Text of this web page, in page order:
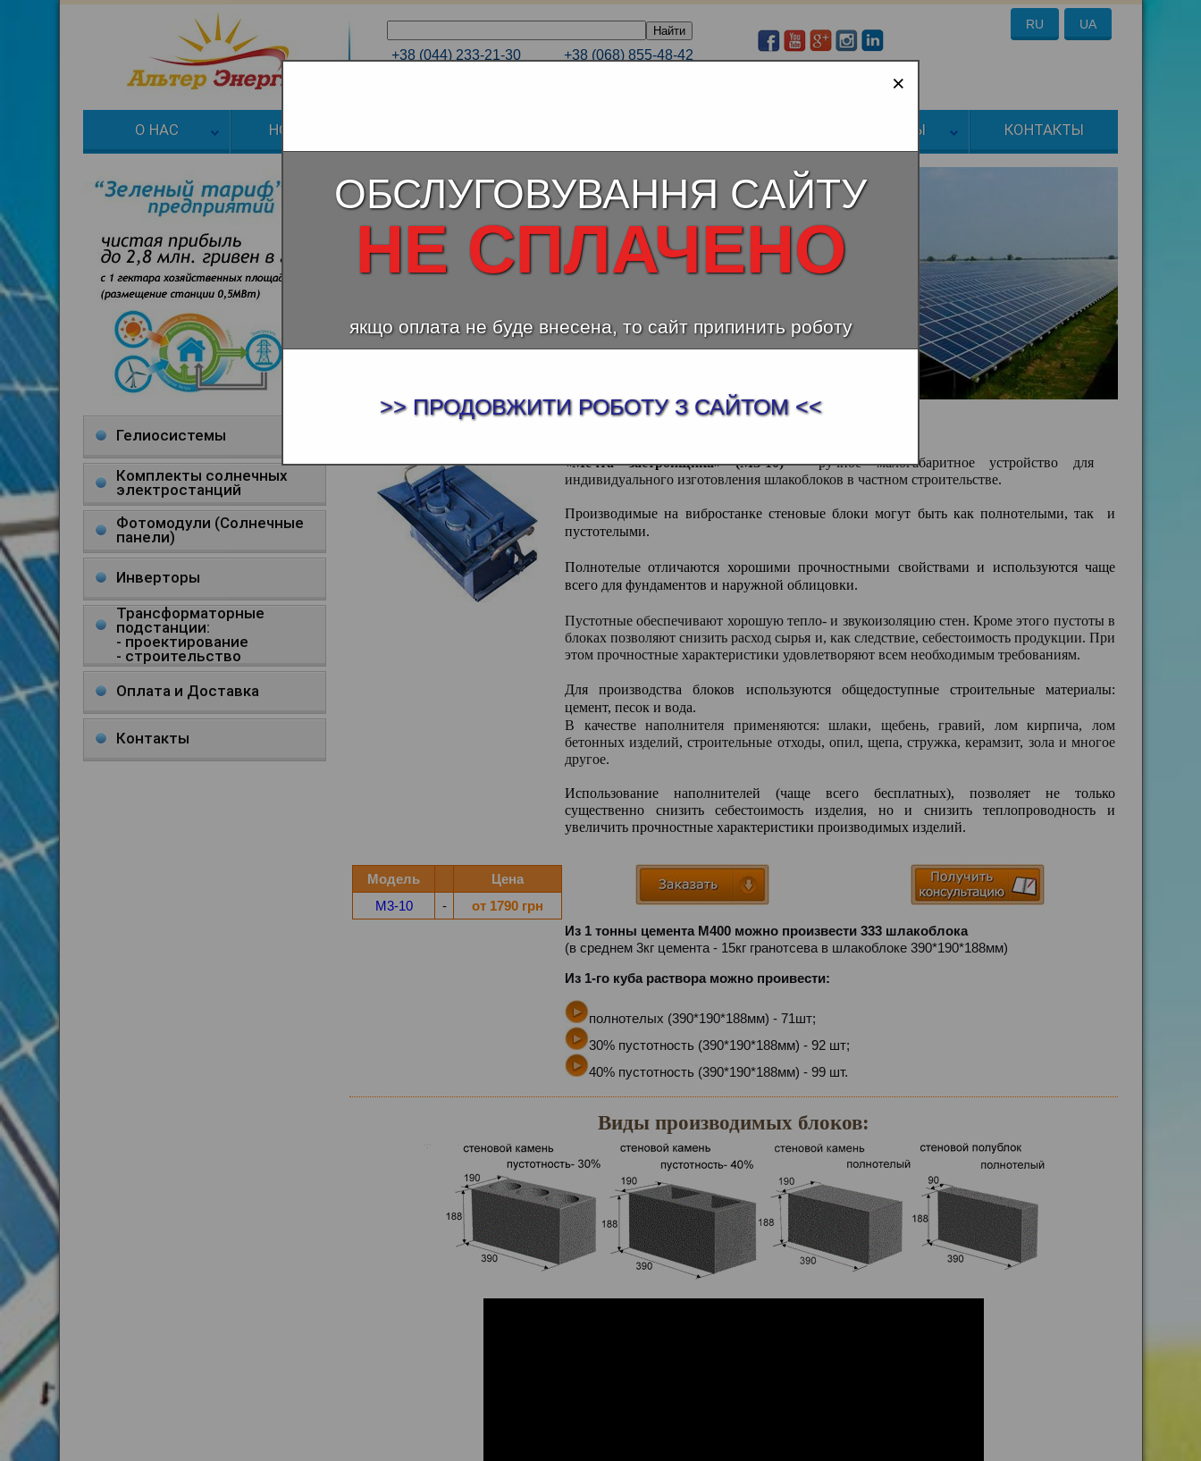
RU UA
+38 (044) 233-21-30
+38 (068) 855-48-42
О НАС НОВОСТИ ТОВАРЫ КОНТАКТЫ
Гелиосистемы
Комплекты солнечных
электростанций
Фотомодули (Солнечные
панели)
Инверторы
Трансформаторные
подстанции:
- проектирование
- строительство
Оплата и Доставка
Контакты
МЕЧТА ЗАСТРОЙЩИКА (МЗ-10)
«Мечта застройщика» (МЗ-10)- ручное малогабаритное устройство для
индивидуального изготовления шлакоблоков в частном строительстве.
Производимые на вибростанке стеновые блоки могут быть как полнотелыми, так и
пустотелыми.
Полнотелые отличаются хорошими прочностными свойствами и используются чаще
всего для фундаментов и наружной облицовки.
Пустотные обеспечивают хорошую тепло- и звукоизоляцию стен. Кроме этого пустоты в
блоках позволяют снизить расход сырья и, как следствие, себестоимость продукции. При
этом прочностные характеристики удовлетворяют всем необходимым требованиям.
Для производства блоков используются общедоступные строительные материалы:
цемент, песок и вода.
В качестве наполнителя применяются: шлаки, щебень, гравий, лом кирпича, лом
бетонных изделий, строительные отходы, опил, щепа, стружка, керамзит, зола и многое
другое.
Использование наполнителей (чаще всего бесплатных), позволяет не только
существенно снизить себестоимость изделия, но и снизить теплопроводность и
увеличить прочностные характеристики производимых изделий.
Модель
Цена
M3-10
-
от 1790 грн
Из 1 тонны цемента М400 можно произвести 333 шлакоблока
(в среднем 3кг цемента - 15кг гранотсева в шлакоблоке 390*190*188мм)
Из 1-го куба раствора можно проивести:
полнотелых (390*190*188мм) - 71шт;
30% пустотность (390*190*188мм) - 92 шт;
40% пустотность (390*190*188мм) - 99 шт.
Виды производимых блоков:
×
ОБСЛУГОВУВАННЯ САЙТУ
НЕ СПЛАЧЕНО
якщо оплата не буде внесена, то сайт припинить роботу
>> ПРОДОВЖИТИ РОБОТУ З САЙТОМ <<